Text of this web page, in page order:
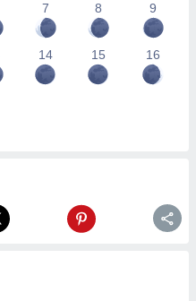
7 8 9
14 15 16